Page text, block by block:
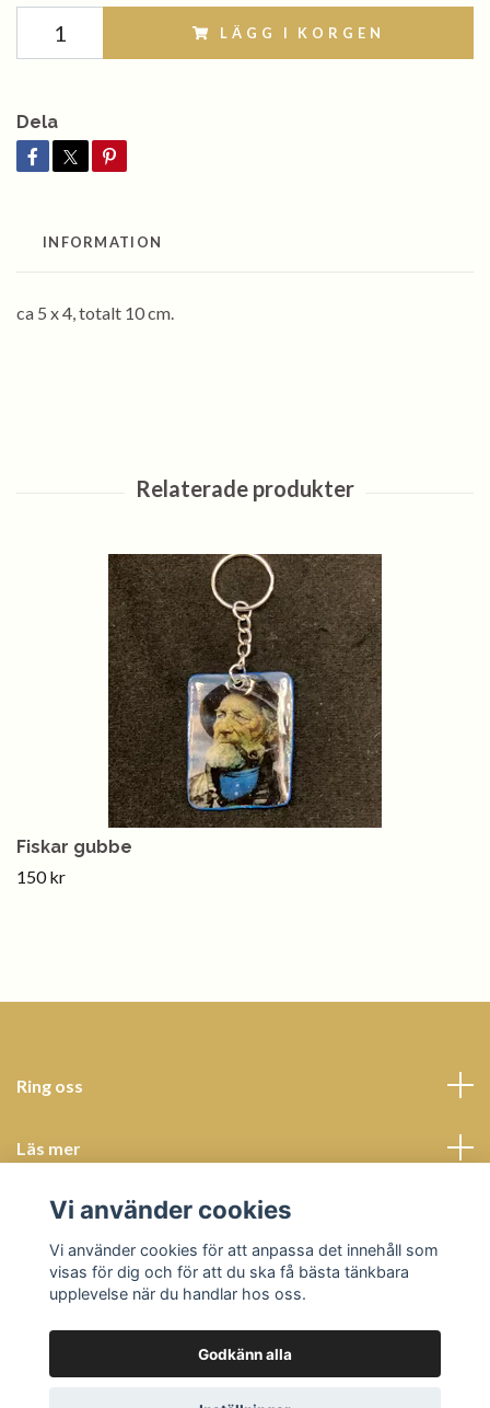
LÄGG I KORGEN
Dela
INFORMATION
ca 5 x 4, totalt 10 cm.
Fiskar gubbe
150 kr
Ring oss
Läs mer
Sociala medier
© 2026 Butik BohèmePowered by Quickbutik
Vi använder cookies
Vi använder cookies för att anpassa det innehåll som
visas för dig och för att du ska få bästa tänkbara
upplevelse när du handlar hos oss.
Godkänn alla